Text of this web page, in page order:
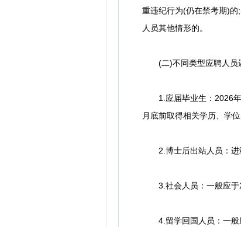
重违纪行为(仍在禁考期)
人员其他情形的。
(二)不同类型应聘人员
1.应届毕业生：2026年
月底前取得相关学历、学
2.博士后出站人员：进
3.社会人员：一般应于
4.留学回国人员：一般